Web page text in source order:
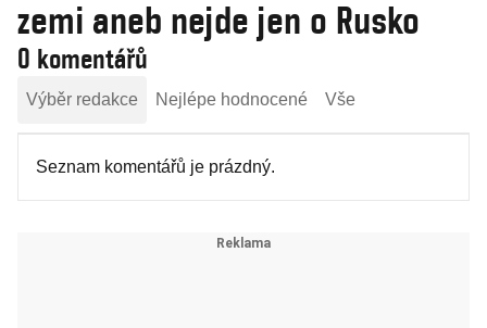
zemi aneb nejde jen o Rusko
0 komentářů
Výběr redakce Nejlépe hodnocené Vše
Seznam komentářů je prázdný.